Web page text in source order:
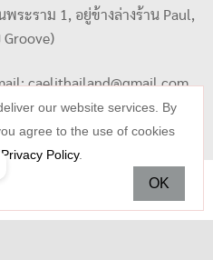
ระราม 1, อยู่ข้างล่างร้าน Paul,
caelithailand@gmail.com
our website services. By
agree to the use of cookies
Privacy Policy.
OK